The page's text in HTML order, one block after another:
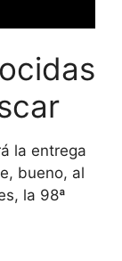
la entrega
bueno, al
la 98ª